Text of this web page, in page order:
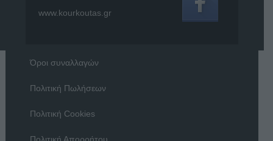
www.kourkoutas.gr
Όροι συναλλαγών
Πολιτική Πωλήσεων
Πολιτική Cookies